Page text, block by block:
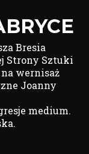
Bresia
Strony Sztuki
na wernisaż
Joanny
medium.